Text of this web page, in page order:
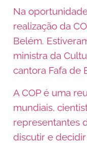
Na
realização da
Belém.
ministra da
cantora Fafa de
A COP é uma
mundiais,
representantes
discutir e